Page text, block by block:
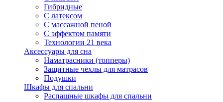
Гибридные
С латексом
С массажной пеной
С эффектом памяти
Технологии 21 века
Аксессуары для сна
Наматрасники (топперы)
Защитные чехлы для матрасов
Подушки
Шкафы для спальни
Распашные шкафы для спальни